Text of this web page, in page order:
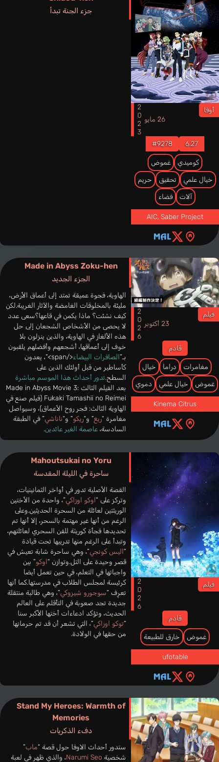
جزء الجنة تبدأ
أوفا
26 مايو
2023
6.27
#9278
كوميدي غموض
خيال علمي تحقيق حريم
آلات فضاء
AIC, Saber Project
Made in Abyss Zoku-hen
الجزء الجديد
فيلم
23 أكتوبر
2026
قادم
مغامرات دراما خيال
غموض خيال علمي دموي
Kinema Citrus
الهاوية، فجوة عميقة تمتد إلى أعماق الأرض،
مليئة بالمخلوقات الغامضة والآثار الغريبة.لكن
كيف نشئت؟ ماذا يكمن في قاعها؟سعى عدد
لا يحصى من الأشخاص الشجعان إلى حل
هذه الألغاز في الهاوية، والذين ينزلون بلا
خوف إلى أعماقها، أشجعهم وأفضلهم يلقبون
بـ”الصافرات البيضاء
</span>”، يعدون
كأساطير من قبل أولئك الذين على
السطح.تدور أحداث هذا الموسم مباشرة
بعد الفيلم الثالث Made in Abyss Movie 3:
Fukaki Tamashii no Reimei (فيلم صنع في
الهاوية الثالث: فجر روح الأعماق)، وسيواصل
مغامرة “ريغ” و“ريكو” و“ناناشي” في الطبقة
السادسة، عاصمة الغير عائدين.
Mahoutsukai no Yoru
ساحرة في الليلة المقدسة
فيلم 2026
قادم
غموض خارق للطبيعة
ufotable
القصة الأصلية تدور في أواخر الثمانينيات،
وتركز على “اوكو اوزاكي”، واحدة من الأختين
الوريثتين لعائلة من السحرة الحديثين.وعلى
الرغم من أنها غير مهتمة بالسحر، إلا أنها تم
تحديدها فجأة كوريثة للفن السحري لعائلتهم،
وتبدأ على الرغم منها تدريبها تحت قيادة
“اليس كونجي”، وهي ساحرة شابة تعيش في
قصر وحيدة على التل.وتوازن “اوكو” بين
واجباتها في التعلم، في حين تعمل أيضا
كرئيسة لمجلس الطلاب في مدرستها.كما أنها
تعرِف “سوجورو شيزوكي”، وهي طالبة منتقلة
جديدة تجد صعوبة في التأقلم على العالم
الحديث، وتؤكد ادعاءات أختها الأكبر سنا
“توكو اوزاكي”، التي تشعر أن قد تم حرمانها
من حقها في الولادة.
Stand My Heroes: Warmth of
Memories
دفء الذكريات
ستدور أحداث الاوفا حول قصة “ماب”
شخصية Narumi Seo، والذي ظهر في لعبة